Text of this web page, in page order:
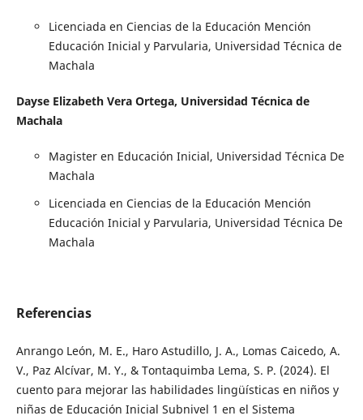
Licenciada en Ciencias de la Educación Mención
Educación Inicial y Parvularia, Universidad Técnica de
Machala
Dayse Elizabeth Vera Ortega, Universidad Técnica de
Machala
Magister en Educación Inicial, Universidad Técnica De
Machala
Licenciada en Ciencias de la Educación Mención
Educación Inicial y Parvularia, Universidad Técnica De
Machala
Referencias
Anrango León, M. E., Haro Astudillo, J. A., Lomas Caicedo, A.
V., Paz Alcívar, M. Y., & Tontaquimba Lema, S. P. (2024). El
cuento para mejorar las habilidades lingüísticas en niños y
niñas de Educación Inicial Subnivel 1 en el Sistema